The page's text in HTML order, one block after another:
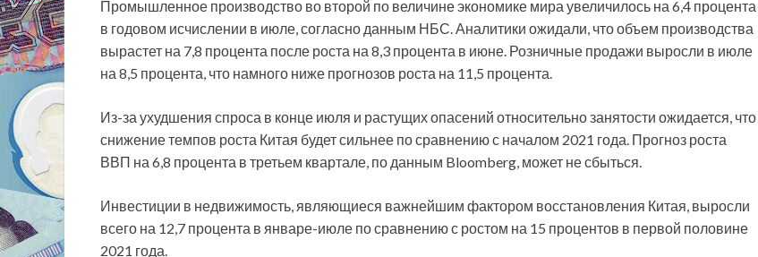
Промышленное производство во второй по величине экономике мира увеличилось на 6,4 процента
в годовом исчислении в июле, согласно данным НБС. Аналитики ожидали, что объем производства
вырастет на 7,8 процента после роста на 8,3 процента в июне. Розничные продажи выросли в июле
на 8,5 процента, что намного ниже прогнозов роста на 11,5 процента.
Из-за ухудшения спроса в конце июля и растущих опасений относительно занятости ожидается, что
снижение темпов роста Китая будет сильнее по сравнению с началом 2021 года. Прогноз роста
ВВП на 6,8 процента в третьем квартале, по данным Bloomberg, может не сбыться.
Инвестиции в недвижимость, являющиеся важнейшим фактором восстановления Китая, выросли
всего на 12,7 процента в январе-июле по сравнению с ростом на 15 процентов в первой половине
2021 года.